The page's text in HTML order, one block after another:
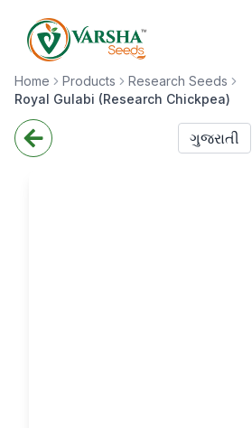
Home Products
Research Seeds
Royal Gulabi (Research Chickpea)
ગુજરાતી